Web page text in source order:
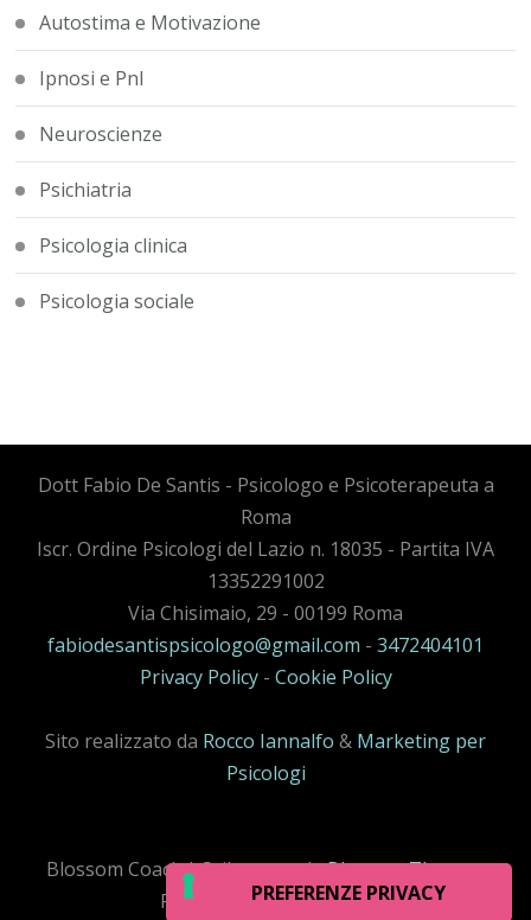
Autostima e Motivazione
Ipnosi e Pnl
Neuroscienze
Psichiatria
Psicologia clinica
Psicologia sociale
Dott Fabio De Santis - Psicologo e Psicoterapeuta a
Roma
Iscr. Ordine Psicologi del Lazio n. 18035 - Partita IVA
13352291002
Via Chisimaio, 29 - 00199 Roma
fabiodesantispsicologo@gmail.com - 3472404101
Privacy Policy- Cookie Policy
Sito realizzato da Rocco Iannalfo & Marketing per
Psicologi
Blossom Coack | Sviluppato daBlossom Themes.
Powered byWordPress .